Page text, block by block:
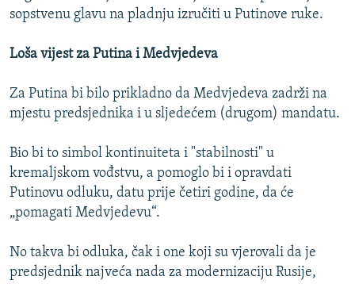
sopstvenu glavu na pladnju izručiti u Putinove ruke.
Loša vijest za Putina i Medvjedeva
Za Putina bi bilo prikladno da Medvjedeva zadrži na
mjestu predsjednika i u sljedećem (drugom) mandatu.
Bio bi to simbol kontinuiteta i "stabilnosti" u
kremaljskom vođstvu, a pomoglo bi i opravdati
Putinovu odluku, datu prije četiri godine, da će
„pomagati Medvjedevu“.
No takva bi odluka, čak i one koji su vjerovali da je
predsjednik najveća nada za modernizaciju Rusije,